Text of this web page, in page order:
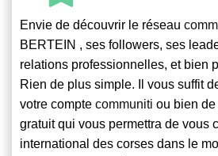
Envie de découvrir le réseau
BERTEIN , ses followers, ses
relations professionnelles, et bien
Rien de plus simple. Il vous suffit
votre compte communiti ou bien
gratuit qui vous permettra de vous
international des corses dans le